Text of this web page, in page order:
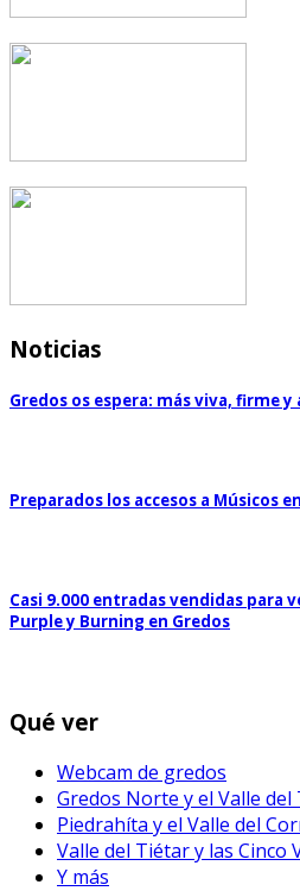
Noticias
Gredos os espera: más viva, firme
Preparados los accesos a Músicos
Casi 9.000 entradas vendidas para
Purple y Burning en Gredos
Qué ver
Webcam de gredos
Gredos Norte y el Valle del
Piedrahíta y el Valle del
Valle del Tiétar y las Cinco
Y más